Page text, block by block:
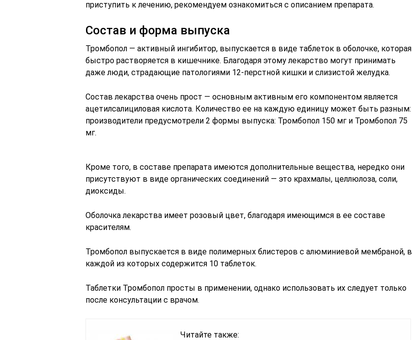
приступить к лечению, рекомендуем ознакомиться с описанием препарата.
Состав и форма выпуска
Тромбопол — активный ингибитор, выпускается в виде таблеток в оболочке, которая
быстро растворяется в кишечнике. Благодаря этому лекарство могут принимать
даже люди, страдающие патологиями 12-перстной кишки и слизистой желудка.
Состав лекарства очень прост — основным активным его компонентом является
ацетилсалициловая кислота. Количество ее на каждую единицу может быть разным:
производители предусмотрели 2 формы выпуска: Тромбопол 150 мг и Тромбопол 75
мг.
Кроме того, в составе препарата имеются дополнительные вещества, нередко они
присутствуют в виде органических соединений — это крахмалы, целлюлоза, соли,
диоксиды.
Оболочка лекарства имеет розовый цвет, благодаря имеющимся в ее составе
красителям.
Тромбопол выпускается в виде полимерных блистеров с алюминиевой мембраной, в
каждой из которых содержится 10 таблеток.
Таблетки Тромбопол просты в применении, однако использовать их следует только
после консультации с врачом.
Читайте также: